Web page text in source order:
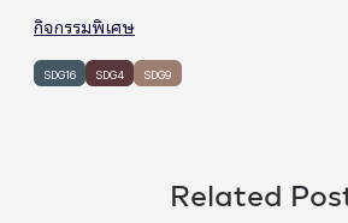
กิจกรรมพิเศษ
SDG16 SDG4 SDG9
Related